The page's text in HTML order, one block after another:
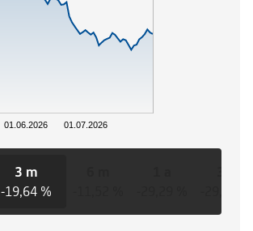
01.07.2026
01.06.2026
3 m
-19,64 %